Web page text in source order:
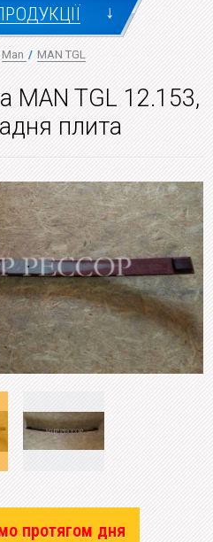
↓
Man / MAN TGL
MAN TGL 12.153,
плита
протягом дня